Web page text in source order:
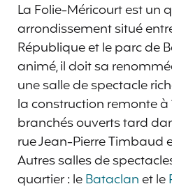
La Folie-Méricourt est un
arrondissement situé
République et le parc de
animé, il doit sa
une salle de spectacle
la construction remonte à
branchés ouverts tard
rue Jean-Pierre Timbaud
Autres salles de
quartier : leBataclanet le